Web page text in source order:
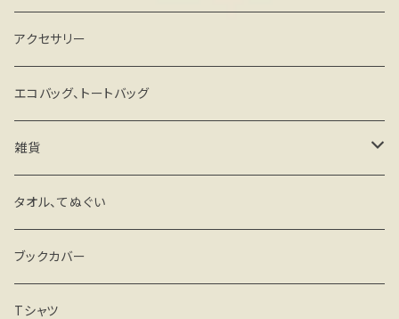
アクセサリー
エコバッグ、トートバッグ
雑貨
キーホルダー・ストラップ
ミラー
マグネットステッカー
タオル、てぬぐい
ブックカバー
Tシャツ